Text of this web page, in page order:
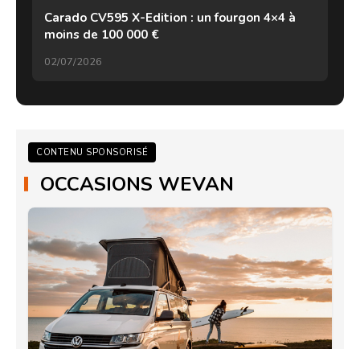
Carado CV595 X-Edition : un fourgon 4×4 à
moins de 100 000 €
02/07/2026
CONTENU SPONSORISÉ
OCCASIONS WEVAN